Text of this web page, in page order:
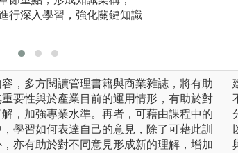
行深入學習，強化關鍵知識
，多方閱讀管理書籍與商業雜誌，將有助
要性與於產業目前的運用情形，有助於對
，加強專業水準。再者，可藉由課程中的
學習如何表達自己的意見，除了可藉此訓
亦有助於對不同意見形成新的理解，增加